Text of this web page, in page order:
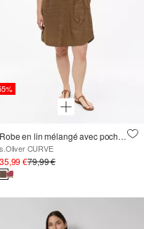
Robe en lin mélangé avec poches
s.Oliver CURVE
35,99 €79,99 €